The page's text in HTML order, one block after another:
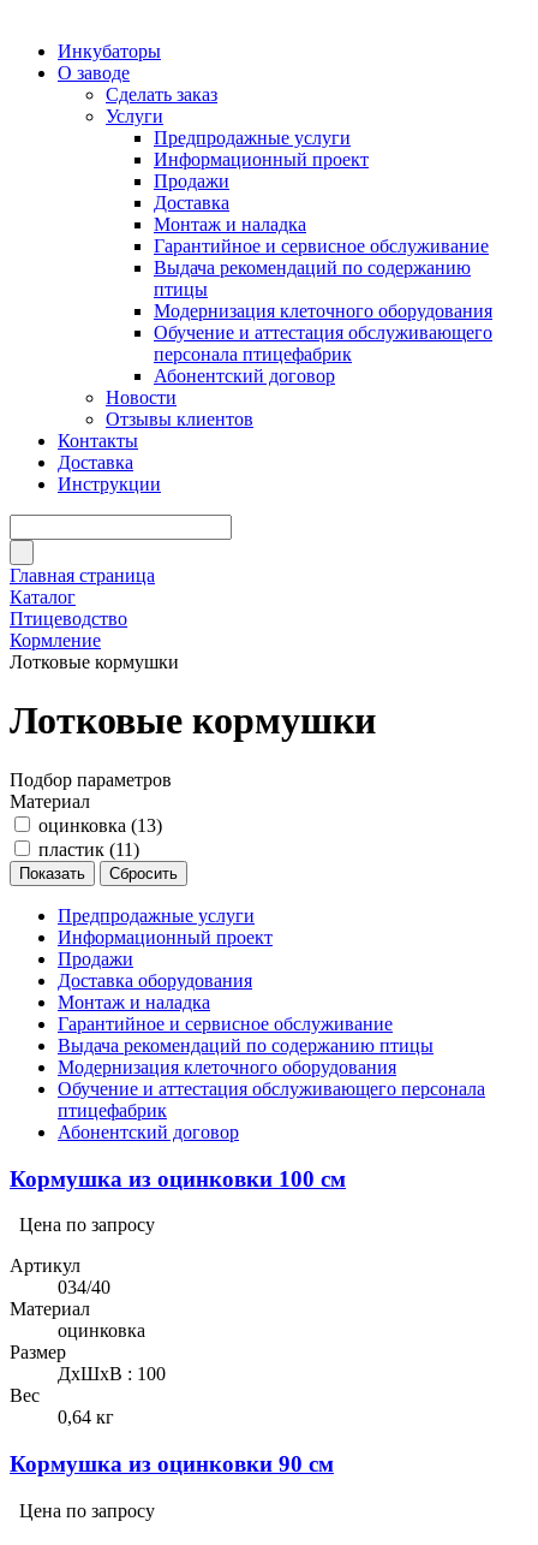
Инкубаторы
О заводе
Сделать заказ
Услуги
Предпродажные услуги
Информационный проект
Продажи
Доставка
Монтаж и наладка
Гарантийное и сервисное обслуживание
Выдача рекомендаций по содержанию
птицы
Модернизация клеточного оборудования
Обучение и аттестация обслуживающего
персонала птицефабрик
Абонентский договор
Новости
Отзывы клиентов
Контакты
Доставка
Инструкции
Главная страница
Каталог
Птицеводство
Кормление
Лотковые кормушки
Лотковые кормушки
Подбор параметров
Материал
оцинковка (13)
пластик (11)
Предпродажные услуги
Информационный проект
Продажи
Доставка оборудования
Монтаж и наладка
Гарантийное и сервисное обслуживание
Выдача рекомендаций по содержанию птицы
Модернизация клеточного оборудования
Обучение и аттестация обслуживающего персонала
птицефабрик
Абонентский договор
Кормушка из оцинковки 100 см
Цена по запросу
Артикул
034/40
Материал
оцинковка
Размер
ДхШхВ : 100
Вес
0,64 кг
Кормушка из оцинковки 90 см
Цена по запросу